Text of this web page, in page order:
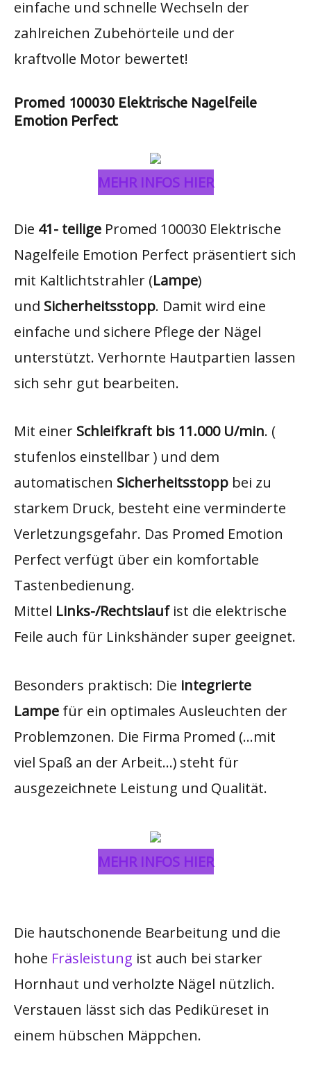
einfache und schnelle Wechseln der
zahlreichen Zubehörteile und der
kraftvolle Motor bewertet!
Promed 100030 Elektrische Nagelfeile
Emotion Perfect​
MEHR INFOS HIER
Die 41- teilige Promed 100030 Elektrische
Nagelfeile Emotion Perfect präsentiert sich
mit Kaltlichtstrahler (Lampe)
und Sicherheitsstopp. Damit wird eine
einfache und sichere Pflege der Nägel
unterstützt. Verhornte Hautpartien lassen
sich sehr gut bearbeiten.
Mit einer Schleifkraft bis 11.000 U/min. (
stufenlos einstellbar ) und dem
automatischen Sicherheitsstopp bei zu
starkem Druck, besteht eine verminderte
Verletzungsgefahr. Das Promed Emotion
Perfect verfügt über ein komfortable
Tastenbedienung.
Mittel Links-/Rechtslaufist die elektrische
Feile auch für Linkshänder super geeignet.​
Besonders praktisch: Die integrierte
Lampe für ein optimales Ausleuchten der
Problemzonen. Die Firma Promed (…mit
viel Spaß an der Arbeit…) steht für
ausgezeichnete Leistung und Qualität.
MEHR INFOS HIER
Die hautschonende Bearbeitung und die
hohe Fräsleistung ist auch bei starker
Hornhaut und verholzte Nägel nützlich.
Verstauen lässt sich das Pediküreset in
einem hübschen Mäppchen.